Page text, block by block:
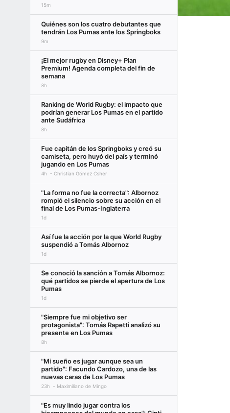
15m
Quiénes son los cuatro debutantes que
tendrán Los Pumas ante los Springboks
9m
¡El mejor rugby en Disney+ Plan
Premium! Agenda completa del fin de
semana
8h
Ranking de World Rugby: el impacto que
podrían generar Los Pumas en el partido
ante Sudáfrica
8h
Fue capitán de los Springboks y creó su
camiseta, pero huyó del país y terminó
jugando en Los Pumas
4h Christian Gómez Csher
"La forma no fue la correcta": Albornoz
rompió el silencio sobre su acción en el
final de Los Pumas-Inglaterra
1d
Así fue la acción por la que World Rugby
suspendió a Tomás Albornoz
1d
Se conoció la sanción a Tomás Albornoz:
qué partidos se pierde el apertura de Los
Pumas
1d
"Siempre fue mi objetivo ser
protagonista": Tomás Rapetti analizó su
presente en Los Pumas
8h
"Mi sueño es jugar aunque sea un
partido": Facundo Cardozo, una de las
nuevas caras de Los Pumas
23h Maximiliano de Mingo
"Es muy lindo jugar contra los